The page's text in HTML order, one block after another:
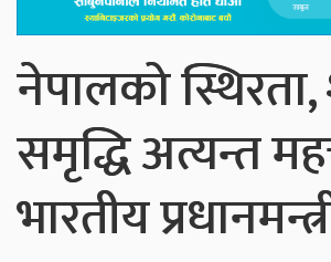
नेपालको स्थिरता,
समृद्धि अत्यन्त
भारतीय